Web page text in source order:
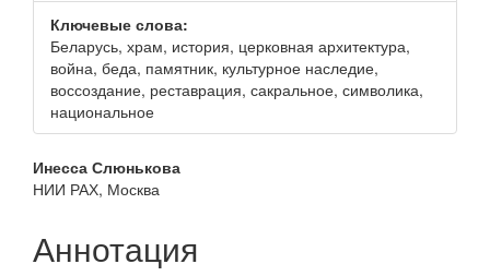
Ключевые слова:
Беларусь, храм, история, церковная архитектура,
война, беда, памятник, культурное наследие,
воссоздание, реставрация, сакральное, символика,
национальное
Основное
содержимое
статьи
Инесса Слюнькова
НИИ РАХ, Москва
Аннотация